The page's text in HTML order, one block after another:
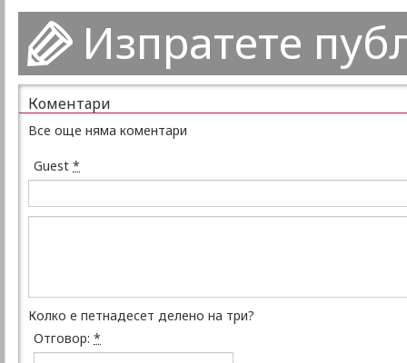
Изпратете
Коментари
Все още няма коментари
Guest *
Колко е петнадесет делено на три?
Отговор: *